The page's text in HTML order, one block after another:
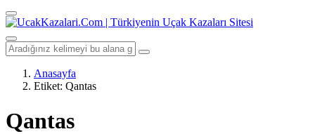
Anasayfa
Etiket: Qantas
Qantas